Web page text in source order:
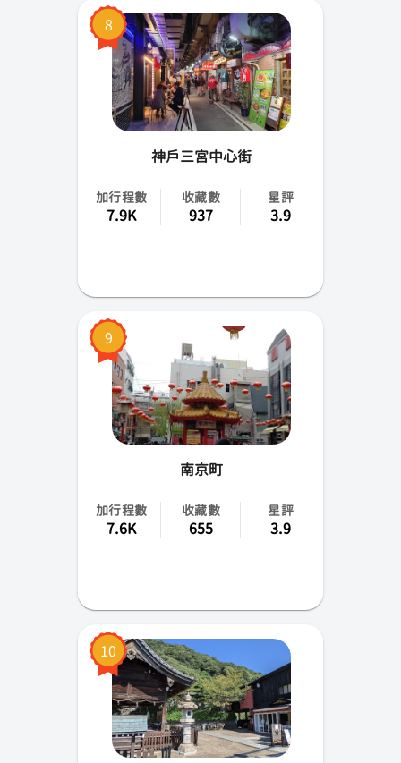
8
神戶三宮中心街
加行程數
7.9K
收藏數
937
星評
3.9
9
南京町
加行程數
7.6K
收藏數
655
星評
3.9
10